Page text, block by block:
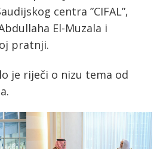
centra ”CIFAL”,
El-Muzala i
pratnji.
je riječi o nizu tema od